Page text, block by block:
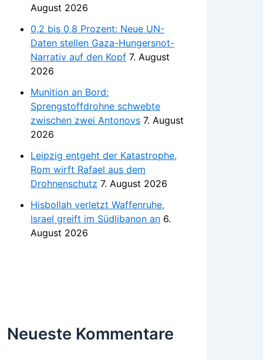
August 2026
0,2 bis 0,8 Prozent: Neue UN-
Daten stellen Gaza-Hungersnot-
Narrativ auf den Kopf 7. August
2026
Munition an Bord:
Sprengstoffdrohne schwebte
zwischen zwei Antonovs 7. August
2026
Leipzig entgeht der Katastrophe,
Rom wirft Rafael aus dem
Drohnenschutz 7. August 2026
Hisbollah verletzt Waffenruhe,
Israel greift im Südlibanon an 6.
August 2026
Neueste Kommentare